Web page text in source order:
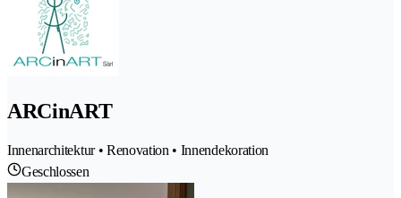
ARCinART
Innenarchitektur • Renovation • Innendekoration
Geschlossen